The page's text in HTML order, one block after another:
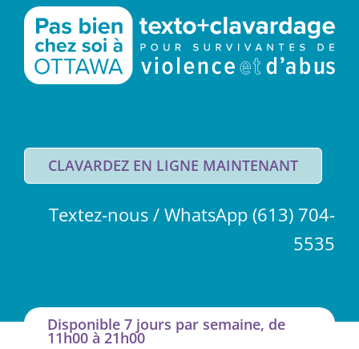
CLAVARDEZ EN LIGNE MAINTENANT
Textez-nous / WhatsApp (613) 704-
5535
Disponible 7 jours par semaine, de
11h00 à 21h00